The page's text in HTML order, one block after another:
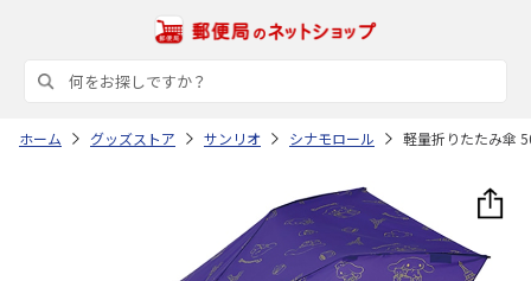
ホーム グッズストア サンリオ シナモロール 軽量折りたたみ傘